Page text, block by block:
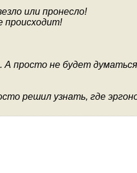
или пронесло!
происходит!
просто не будет
решил узнать, где